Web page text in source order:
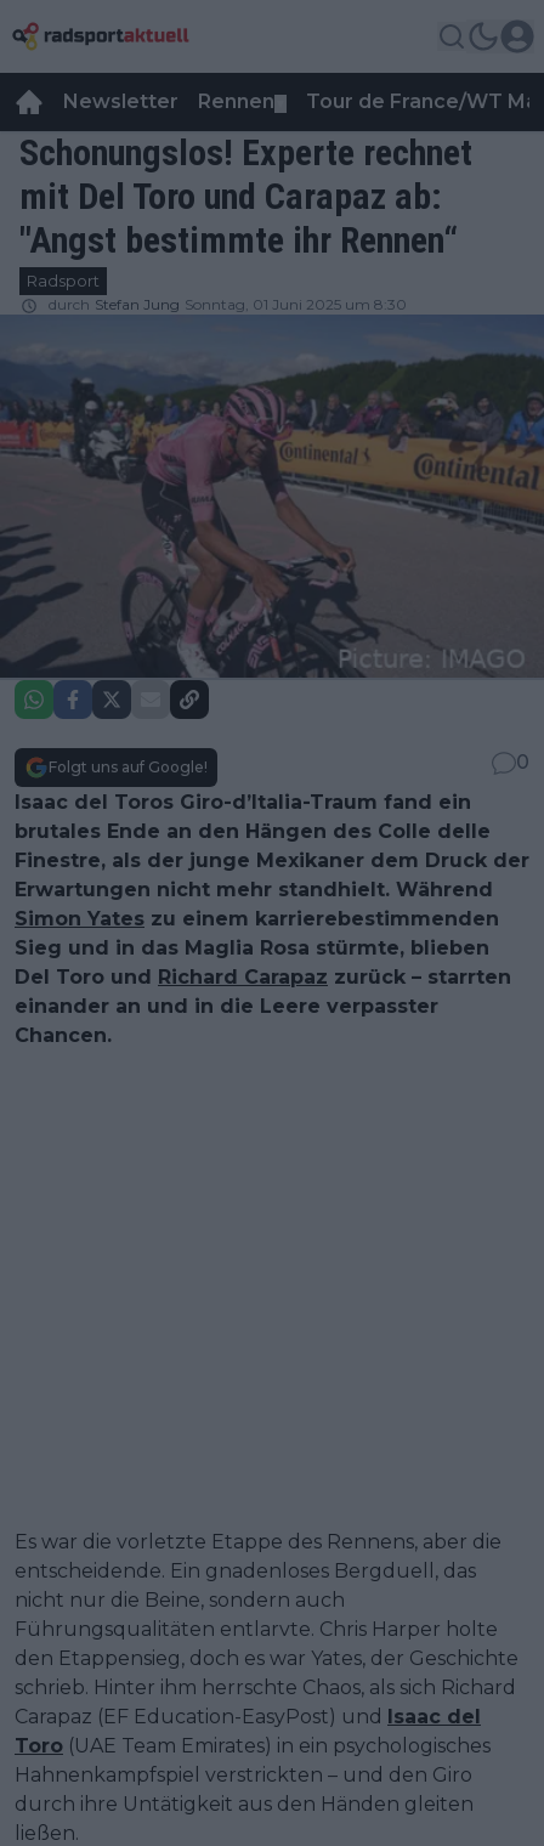
Newsletter Rennen Tour de France/WT
Schonungslos! Experte rechnet
mit Del Toro und Carapaz ab:
"Angst bestimmte ihr Rennen“
Radsport
durch Stefan Jung Sonntag, 01 Juni 2025 um 8:30
Folgt uns auf Google!
0
Isaac del Toros Giro-d’Italia-Traum fand ein
brutales Ende an den Hängen des Colle delle
Finestre, als der junge Mexikaner dem Druck der
Erwartungen nicht mehr standhielt. Während
Simon Yates zu einem karrierebestimmenden
Sieg und in das Maglia Rosa stürmte, blieben
Del Toro und Richard Carapaz zurück – starrten
einander an und in die Leere verpasster
Chancen.
Es war die vorletzte Etappe des Rennens, aber die
entscheidende. Ein gnadenloses Bergduell, das
nicht nur die Beine, sondern auch
Führungsqualitäten entlarvte. Chris Harper holte
den Etappensieg, doch es war Yates, der Geschichte
schrieb. Hinter ihm herrschte Chaos, als sich Richard
Carapaz (EF Education-EasyPost) und Isaac del
Toro (UAE Team Emirates) in ein psychologisches
Hahnenkampfspiel verstrickten – und den Giro
durch ihre Untätigkeit aus den Händen gleiten
ließen.